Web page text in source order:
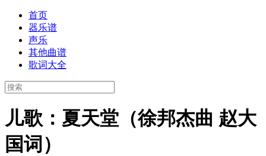
首页
器乐谱
声乐
其他曲谱
歌词大全
儿歌：夏天堂（徐邦杰曲 赵大
国词）